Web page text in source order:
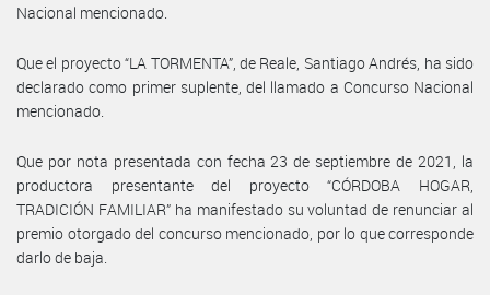
Nacional mencionado.
Que el proyecto “LA TORMENTA”, de Reale, Santiago Andrés, ha sido
declarado como primer suplente, del llamado a Concurso Nacional
mencionado.
Que por nota presentada con fecha 23 de septiembre de 2021, la
productora presentante del proyecto “CÓRDOBA HOGAR,
TRADICIÓN FAMILIAR” ha manifestado su voluntad de renunciar al
premio otorgado del concurso mencionado, por lo que corresponde
darlo de baja.